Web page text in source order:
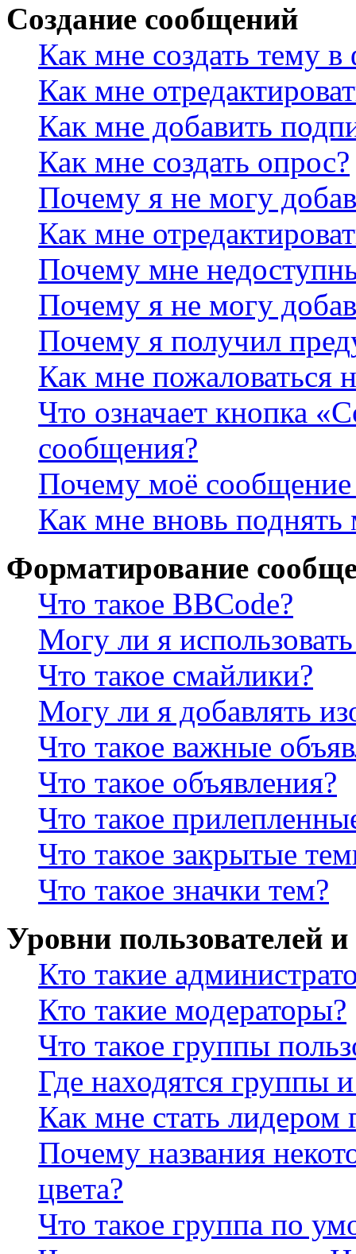
Создание сообщений
Как мне создать тему
Как мне
Как мне добавить
Как мне создать опрос?
Почему я не могу
Как мне
Почему мне
Почему я не могу
Почему я получил
Как мне пожаловаться
Что означает кнопка
сообщения?
Почему моё сообщение
Как мне вновь
Форматирование
Что такое BBCode?
Могу ли я
Что такое смайлики?
Могу ли я добавлять
Что такое важные
Что такое объявления?
Что такое
Что такое закрытые
Что такое значки тем?
Уровни пользователей
Кто такие
Кто такие модераторы?
Что такое группы
Где находятся группы
Как мне стать лидером
Почему названия
цвета?
Что такое группа по